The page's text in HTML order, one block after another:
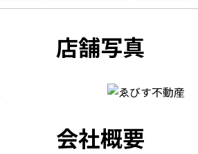
店舗写真
会社概要